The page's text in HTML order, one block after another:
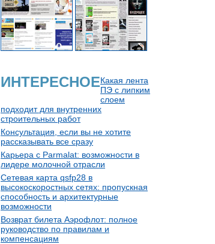
ИНТЕРЕСНОЕКакая лента
ПЭ с липким
слоем
подходит для внутренних
строительных работ
Консультация, если вы не хотите
рассказывать все сразу
Карьера с Parmalat: возможности в
лидере молочной отрасли
Сетевая карта qsfp28 в
высокоскоростных сетях: пропускная
способность и архитектурные
возможности
Возврат билета Аэрофлот: полное
руководство по правилам и
компенсациям